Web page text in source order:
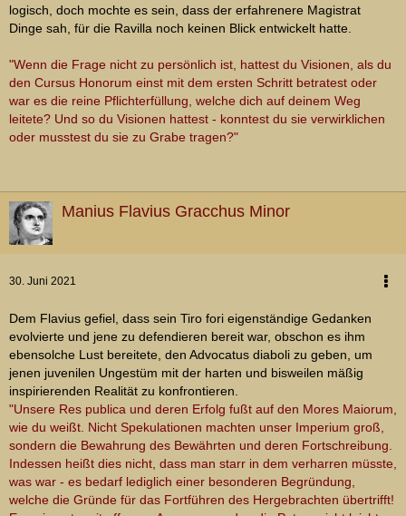
logisch, doch mochte es sein, dass der erfahrenere Magistrat
Dinge sah, für die Ravilla noch keinen Blick entwickelt hatte.
"Wenn die Frage nicht zu persönlich ist, hattest du Visionen, als du
den Cursus Honorum einst mit dem ersten Schritt betratest oder
war es die reine Pflichterfüllung, welche dich auf deinem Weg
leitete? Und so du Visionen hattest - konntest du sie verwirklichen
oder musstest du sie zu Grabe tragen?"
Manius Flavius Gracchus Minor
30. Juni 2021
Dem Flavius gefiel, dass sein Tiro fori eigenständige Gedanken
evolvierte und jene zu defendieren bereit war, obschon es ihm
ebensolche Lust bereitete, den Advocatus diaboli zu geben, um
jenen juvenilen Ungestüm mit der harten und bisweilen mäßig
inspirierenden Realität zu konfrontieren.
"Unsere Res publica und deren Erfolg fußt auf den Mores Maiorum,
wie du weißt. Nicht Spekulationen machten unser Imperium groß,
sondern die Bewahrung des Bewährten und deren Fortschreibung.
Indessen heißt dies nicht, dass man starr in dem verharren müsste,
was war - es bedarf lediglich einer besonderen Begründung,
welche die Gründe für das Fortführen des Hergebrachten übertrifft!